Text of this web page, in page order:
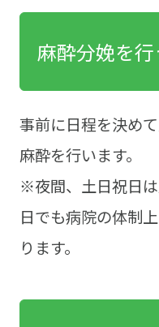
麻酔分娩を
事前に日程を決め
麻酔を行います。
※夜間、土日祝日
日でも病院の体制
ります。